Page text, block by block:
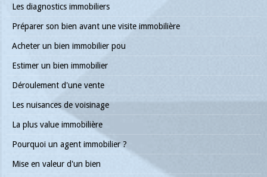
Les diagnostics immobiliers
Préparer son bien avant une visite immobilière
Acheter un bien immobilier pou
Estimer un bien immobilier
Déroulement d'une vente
Les nuisances de voisinage
La plus value immobilière
Pourquoi un agent immobilier ?
Mise en valeur d'un bien